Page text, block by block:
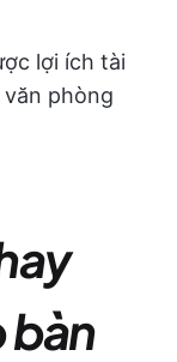
lợi ích tài
phòng
bàn